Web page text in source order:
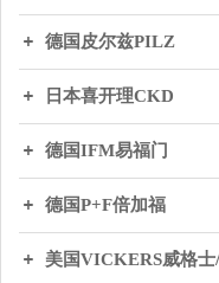
德国皮尔兹PILZ
日本喜开理CKD
德国IFM易福门
德国P+F倍加福
美国VICKERS威格